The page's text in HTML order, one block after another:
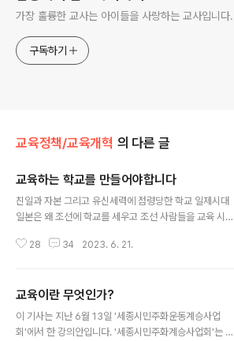
가장 훌륭한 교사는 아이들을 사랑하는 교사입니다.
구독하기
교육정책/교육개혁 의 다른 글
교육하는 학교를 만들어야합니다
친일과 자본 그리고 유신세력에 점령당한 학교 일제시대
일본은 왜 조선에 학교를 세우고 조선 사람들을 교육 시켰
러주기 위해서일까? 그것이 아니라면 일본은 왜 막대한 예
야 했고 그런 인간의 도움이 필요했기 때문이다. 외모는 조
선 사람인데 내용은 일본인인 사람. 즉 ‘황국신민’이 필요했
던 것이다. 학교에서 가르치는 도구적인 지식은 식민통치
28 34 2023. 6. 21.
교육이란 무엇인가?
이 기사는 지난 6월 13일 '세종시민주화운동계승사업
회'에서 한 강의안입니다. '세종시민주화계승사업회'는 지